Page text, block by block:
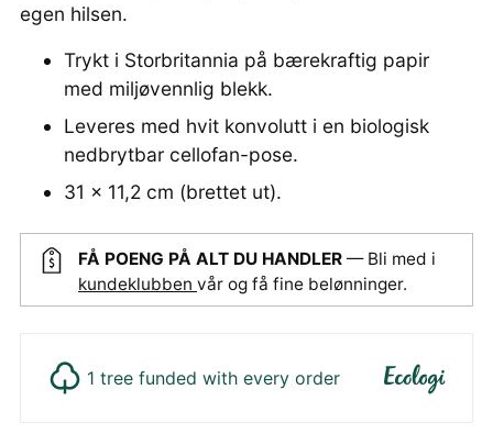
egen hilsen.
Trykt i Storbritannia på bærekraftig papir
med miljøvennlig blekk.
Leveres med hvit konvolutt i en biologisk
nedbrytbar cellofan-pose.
31 x 11,2 cm (brettet ut).
FÅ POENG PÅ ALT DU HANDLER — Bli med i
kundeklubben vår og få fine belønninger.
1 tree funded with every order